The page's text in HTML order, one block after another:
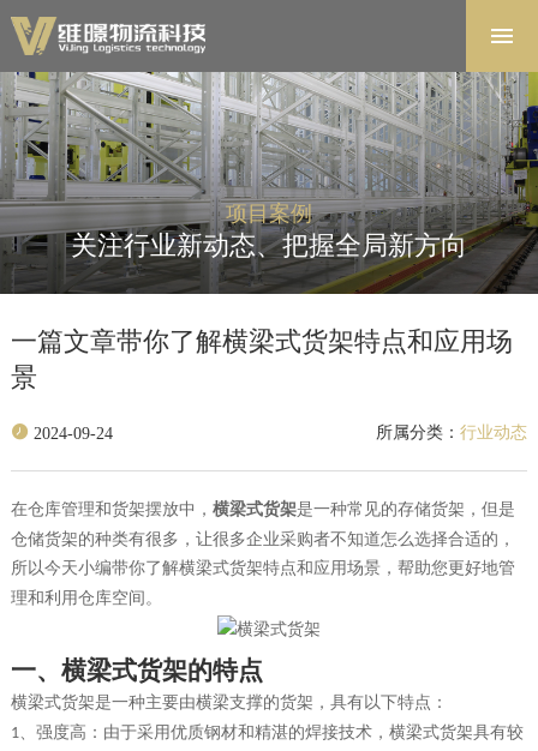
解决方案
软件系统
产品中心
项目案例
关于维暻
联系我们
项目案例
关注行业新动态、把握全局新方向
一篇文章带你了解横梁式货架特点和应用场
景
2024-09-24 所属分类：行业动态
在仓库管理和货架摆放中， 横梁式货架是一种常见的存储货架，但是
仓储货架的种类有很多，让很多企业采购者不知道怎么选择合适的，
所以今天小编带你了解横梁式货架特点和应用场景，帮助您更好地管
理和利用仓库空间。
一、 横梁式货架的特点
横梁式货架是一种主要由横梁支撑的货架，具有以下特点：
1
强度高：由于采用优质钢材和精湛的焊接技术，横梁式货架具有较